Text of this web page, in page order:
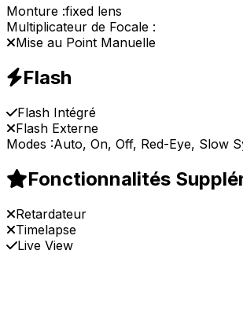
Monture :fixed lens
Multiplicateur de Focale :
Mise au Point Manuelle
Flash
Flash Intégré
Flash Externe
Modes :Auto, On, Off, Red-Eye, Slow
Fonctionnalités
Retardateur
Timelapse
Live View